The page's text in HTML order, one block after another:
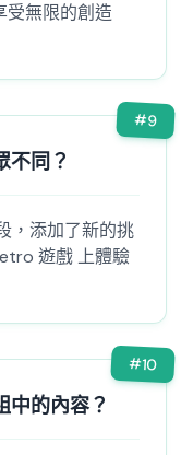
受無限的創造
#9
不同？
，添加了新的挑
遊戲 上體驗
#10
中的內容？